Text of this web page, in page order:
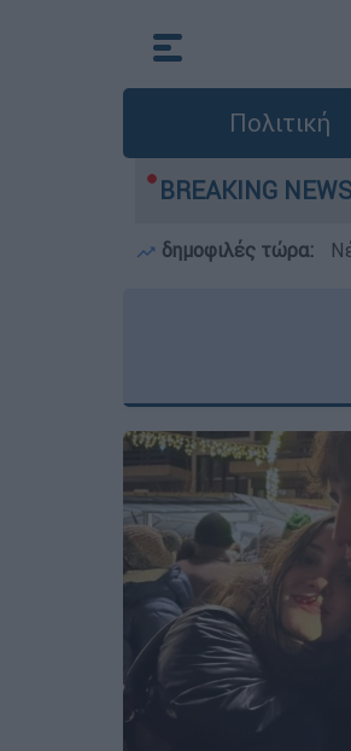
Πολιτική
BREAKING
Ελλάδα - Κατηγορείται και
δημοφιλές τώρα: